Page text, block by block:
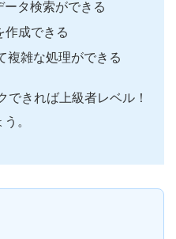
タ検索ができる
成できる
雑な処理ができる
できれば上級者レベル！
。